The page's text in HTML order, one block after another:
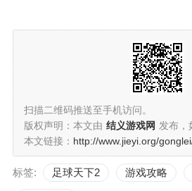
扫描二维码推送至手机访问。
版权声明：本文由 结义游戏网 发布，
本文链接： http://www.jieyi.org/
标签: 足球天下2 游戏攻略